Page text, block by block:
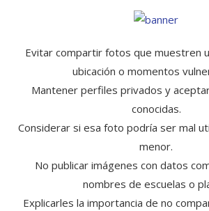
Evitar compartir fotos que muestren
ubicación o momentos
Mantener perfiles privados y
conocidas.
Considerar si esa foto podría ser mal
menor.
No publicar imágenes con datos
nombres de escuelas o
Explicarles la importancia de no